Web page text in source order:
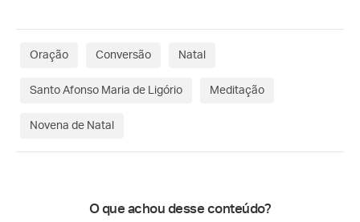
Oração Conversão Natal
Santo Afonso Maria de Ligório Meditação
Novena de Natal
O que achou desse conteúdo?